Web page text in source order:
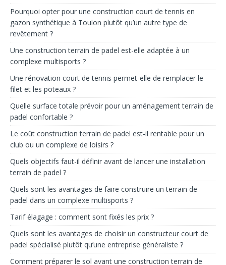
Pourquoi opter pour une construction court de tennis en
gazon synthétique à Toulon plutôt qu’un autre type de
revêtement ?
Une construction terrain de padel est-elle adaptée à un
complexe multisports ?
Une rénovation court de tennis permet-elle de remplacer le
filet et les poteaux ?
Quelle surface totale prévoir pour un aménagement terrain de
padel confortable ?
Le coût construction terrain de padel est-il rentable pour un
club ou un complexe de loisirs ?
Quels objectifs faut-il définir avant de lancer une installation
terrain de padel ?
Quels sont les avantages de faire construire un terrain de
padel dans un complexe multisports ?
Tarif élagage : comment sont fixés les prix ?
Quels sont les avantages de choisir un constructeur court de
padel spécialisé plutôt qu’une entreprise généraliste ?
Comment préparer le sol avant une construction terrain de